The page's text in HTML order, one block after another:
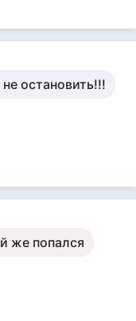
остановить!!!
же попался